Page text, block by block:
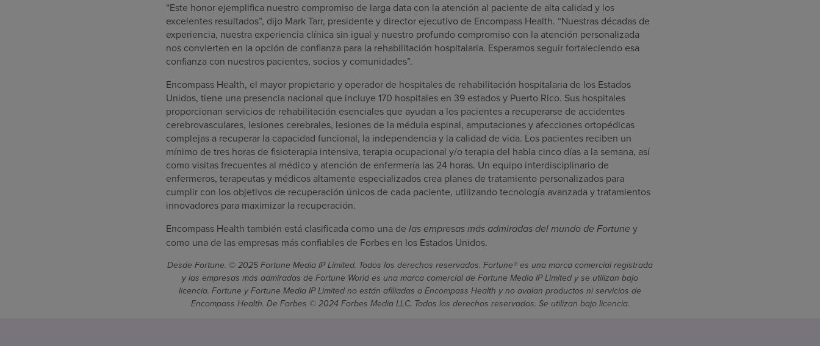
“Este honor ejemplifica nuestro compromiso de larga data con la atención al paciente de alta calidad y los
excelentes resultados”, dijo Mark Tarr, presidente y director ejecutivo de Encompass Health. “Nuestras décadas de
experiencia, nuestra experiencia clínica sin igual y nuestro profundo compromiso con la atención personalizada
nos convierten en la opción de confianza para la rehabilitación hospitalaria. Esperamos seguir fortaleciendo esa
confianza con nuestros pacientes, socios y comunidades”.
Encompass Health, el mayor propietario y operador de hospitales de rehabilitación hospitalaria de los Estados
Unidos, tiene una presencia nacional que incluye 170 hospitales en 39 estados y Puerto Rico. Sus hospitales
proporcionan servicios de rehabilitación esenciales que ayudan a los pacientes a recuperarse de accidentes
cerebrovasculares, lesiones cerebrales, lesiones de la médula espinal, amputaciones y afecciones ortopédicas
complejas a recuperar la capacidad funcional, la independencia y la calidad de vida. Los pacientes reciben un
mínimo de tres horas de fisioterapia intensiva, terapia ocupacional y/o terapia del habla cinco días a la semana, así
como visitas frecuentes al médico y atención de enfermería las 24 horas. Un equipo interdisciplinario de
enfermeros, terapeutas y médicos altamente especializados crea planes de tratamiento personalizados para
cumplir con los objetivos de recuperación únicos de cada paciente, utilizando tecnología avanzada y tratamientos
innovadores para maximizar la recuperación.
Encompass Health también está clasificada como una de las empresas más admiradas del mundo de Fortune y
como una de las empresas más confiables de Forbes en los Estados Unidos.
Desde Fortune. © 2025 Fortune Media IP Limited. Todos los derechos reservados. Fortune® es una marca comercial registrada
y las empresas más admiradas de Fortune World es una marca comercial de Fortune Media IP Limited y se utilizan bajo
licencia. Fortune y Fortune Media IP Limited no están afiliadas a Encompass Health y no avalan productos ni servicios de
Encompass Health. De Forbes © 2024 Forbes Media LLC. Todos los derechos reservados. Se utilizan bajo licencia.